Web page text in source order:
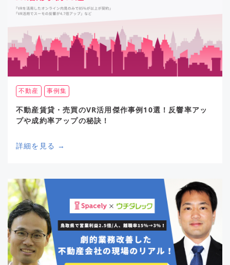
不動産 事例集
不動産賃貸・売買のVR活用傑作事例10選！反響率アッ
プや成約率アップの秘訣！
詳細を見る →